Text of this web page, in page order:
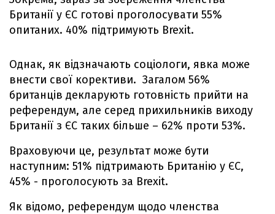
Британії у ЄС готові проголосувати 55%
опитаних. 40% підтримують Brexit.
Однак, як відзначають соціологи, явка може
внести свої корективи. Загалом 56%
британців декларують готовність прийти на
референдум, але серед прихильників виходу
Британії з ЄС таких більше – 62% проти 53%.
Враховуючи це, результат може бути
наступним: 51% підтримають Британію у ЄС,
45% - проголосують за Brexit.
Як відомо, референдум щодо членства